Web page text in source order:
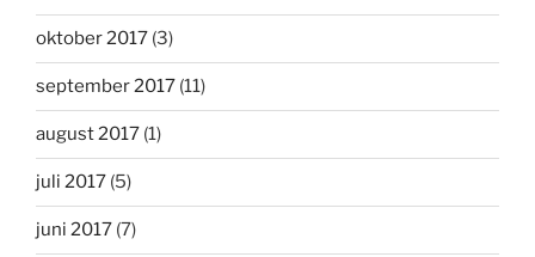
oktober 2017 (3)
september 2017 (11)
august 2017 (1)
juli 2017 (5)
juni 2017 (7)